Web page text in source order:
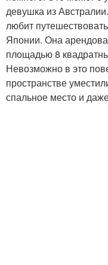
девушка из
любит
Японии. Она
площадью 8
Невозможно в это
пространстве
спальное место и